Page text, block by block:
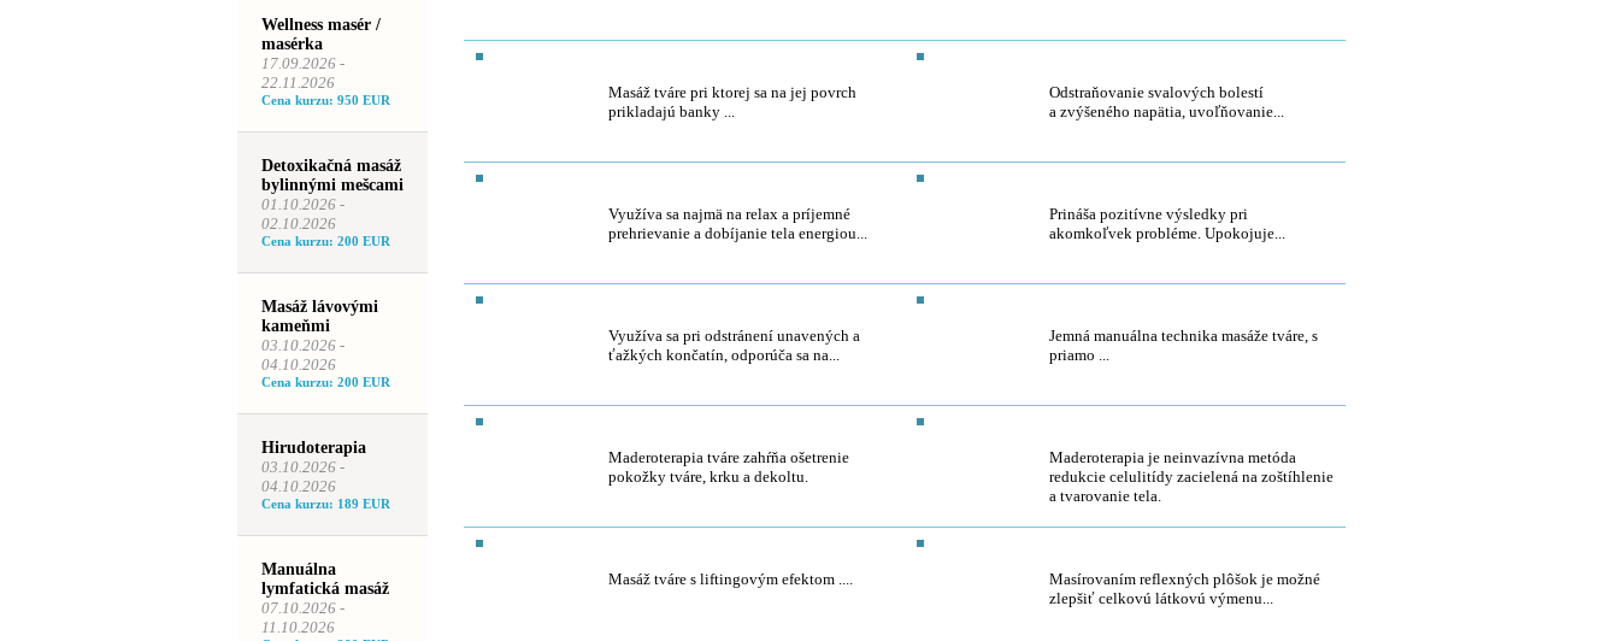
Wellness masér /
masérka
17.09.2026 -
22.11.2026
Cena kurzu: 950 EUR
Detoxikačná masáž
bylinnými mešcami
01.10.2026 -
02.10.2026
Cena kurzu: 200 EUR
Masáž lávovými
kameňmi
03.10.2026 -
04.10.2026
Cena kurzu: 200 EUR
Hirudoterapia
03.10.2026 -
04.10.2026
Cena kurzu: 189 EUR
Manuálna
lymfatická masáž
07.10.2026 -
11.10.2026
Masáž tváre pri ktorej sa na jej povrch
prikladajú banky ...
Odstraňovanie svalových bolestí
a zvýšeného napätia, uvoľňovanie...
Využíva sa najmä na relax a príjemné
prehrievanie a dobíjanie tela energiou...
Prináša pozitívne výsledky pri
akomkoľvek probléme. Upokojuje...
Využíva sa pri odstránení unavených a
ťažkých končatín, odporúča sa na...
Jemná manuálna technika masáže tváre, s
priamo ...
Maderoterapia tváre zahŕňa ošetrenie
pokožky tváre, krku a dekoltu.
Maderoterapia je neinvazívna metóda
redukcie celulitídy zacielená na zoštíhlenie
a tvarovanie tela.
Masáž tváre s liftingovým efektom ....
Masírovaním reflexných plôšok je možné
zlepšiť celkovú látkovú výmenu...